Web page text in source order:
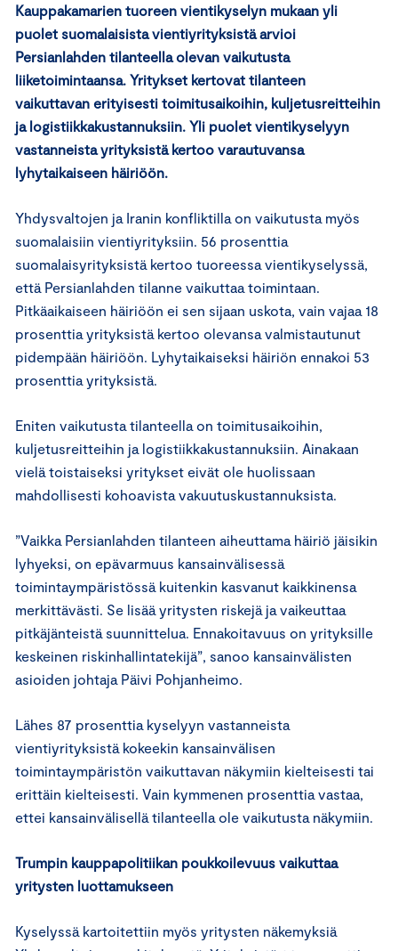
Kauppakamarien tuoreen vientikyselyn mukaan yli
puolet suomalaisista vientiyrityksistä arvioi
Persianlahden tilanteella olevan vaikutusta
liiketoimintaansa. Yritykset kertovat tilanteen
vaikuttavan erityisesti toimitusaikoihin, kuljetusreitteihin
ja logistiikkakustannuksiin. Yli puolet vientikyselyyn
vastanneista yrityksistä kertoo varautuvansa
lyhytaikaiseen häiriöön.
Yhdysvaltojen ja Iranin konfliktilla on vaikutusta myös
suomalaisiin vientiyrityksiin. 56 prosenttia
suomalaisyrityksistä kertoo tuoreessa vientikyselyssä,
että Persianlahden tilanne vaikuttaa toimintaan.
Pitkäaikaiseen häiriöön ei sen sijaan uskota, vain vajaa 18
prosenttia yrityksistä kertoo olevansa valmistautunut
pidempään häiriöön. Lyhytaikaiseksi häiriön ennakoi 53
prosenttia yrityksistä.
Eniten vaikutusta tilanteella on toimitusaikoihin,
kuljetusreitteihin ja logistiikkakustannuksiin. Ainakaan
vielä toistaiseksi yritykset eivät ole huolissaan
mahdollisesti kohoavista vakuutuskustannuksista.
”Vaikka Persianlahden tilanteen aiheuttama häiriö jäisikin
lyhyeksi, on epävarmuus kansainvälisessä
toimintaympäristössä kuitenkin kasvanut kaikkinensa
merkittävästi. Se lisää yritysten riskejä ja vaikeuttaa
pitkäjänteistä suunnittelua. Ennakoitavuus on yrityksille
keskeinen riskinhallintatekijä”, sanoo kansainvälisten
asioiden johtaja Päivi Pohjanheimo.
Lähes 87 prosenttia kyselyyn vastanneista
vientiyrityksistä kokeekin kansainvälisen
toimintaympäristön vaikuttavan näkymiin kielteisesti tai
erittäin kielteisesti. Vain kymmenen prosenttia vastaa,
ettei kansainvälisellä tilanteella ole vaikutusta näkymiin.
Trumpin kauppapolitiikan poukkoilevuus vaikuttaa
yritysten luottamukseen
Kyselyssä kartoitettiin myös yritysten näkemyksiä